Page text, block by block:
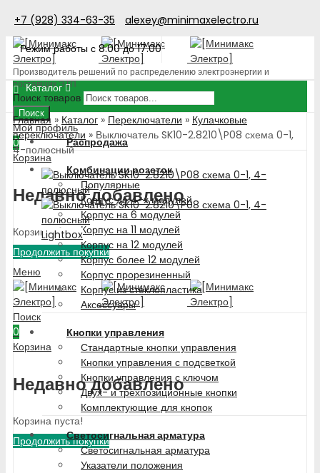
+7 (928) 334-63-35
alexey@minimaxelectro.ru
Режим работы с 8.00 до 17.00
Производитель решений по распределению электроэнергии и
поставщик ЭТП
Поиск товаров
Поиск
Мой профиль
0
Корзина
Недавно добавлено
Корзина пуста!
Продолжить покупки
Меню
Поиск
0
Корзина
Недавно добавлено
Корзина пуста!
Продолжить покупки
Каталог
Распродажа
Комбинации розеток
Популярные
Корпус до 4-х модулей
Корпус на 6 модулей
Корпус на 11 модулей
Корпус на 12 модулей
Корпус более 12 модулей
Корпус прорезиненный
Корпус из стеклопластика
Аксессуары
Кнопки управления
Стандартные кнопки управления
Кнопки управления с подсветкой
Кнопки управления с ключом
Двух- и трехпозиционные кнопки
Комплектующие для кнопок
Светосигнальная арматура
Светосигнальная арматура
Указатели положения
Главная » Каталог » Переключатели » Кулачковые
переключатели » Выключатель SK10-2.8210\P08 схема 0-1,
4-полюсный
Lightbox